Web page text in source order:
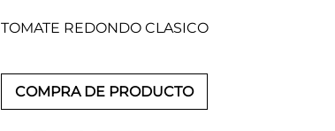
TOMATE REDONDO CLASICO
COMPRA DE PRODUCTO